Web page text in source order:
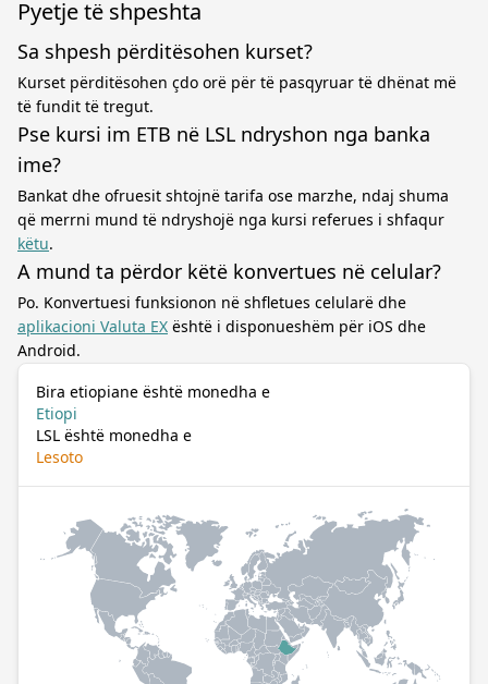
Pyetje të shpeshta
Sa shpesh përditësohen kurset?
Kurset përditësohen çdo orë për të pasqyruar të dhënat më
të fundit të tregut.
Pse kursi im ETB në LSL ndryshon nga banka
ime?
Bankat dhe ofruesit shtojnë tarifa ose marzhe, ndaj shuma
që merrni mund të ndryshojë nga kursi referues i shfaqur
këtu.
A mund ta përdor këtë konvertues në celular?
Po. Konvertuesi funksionon në shfletues celularë dhe
aplikacioni Valuta EX është i disponueshëm për iOS dhe
Android.
Bira etiopiane është monedha e
Etiopi
LSL është monedha e
Lesoto